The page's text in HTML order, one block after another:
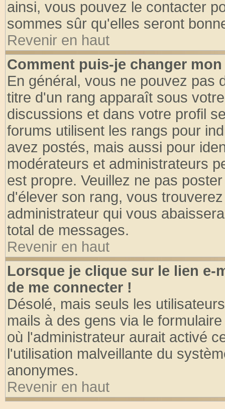
ainsi, vous pouvez le contacter
sommes sûr qu'elles seront
Revenir en haut
Comment puis-je changer
En général, vous ne pouvez pas
titre d'un rang apparaît sous
discussions et dans votre profil
forums utilisent les rangs pour
avez postés, mais aussi pour
modérateurs et administrateurs
est propre. Veuillez ne pas
d'élever son rang, vous
administrateur qui vous
total de messages.
Revenir en haut
Lorsque je clique sur le lien e-
de me connecter !
Désolé, mais seuls les
mails à des gens via le
où l'administrateur aurait activé
l'utilisation malveillante du
anonymes.
Revenir en haut